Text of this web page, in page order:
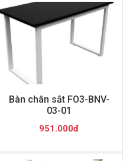
Bàn chân sắt FO3-BNV-
03-01
951.000đ